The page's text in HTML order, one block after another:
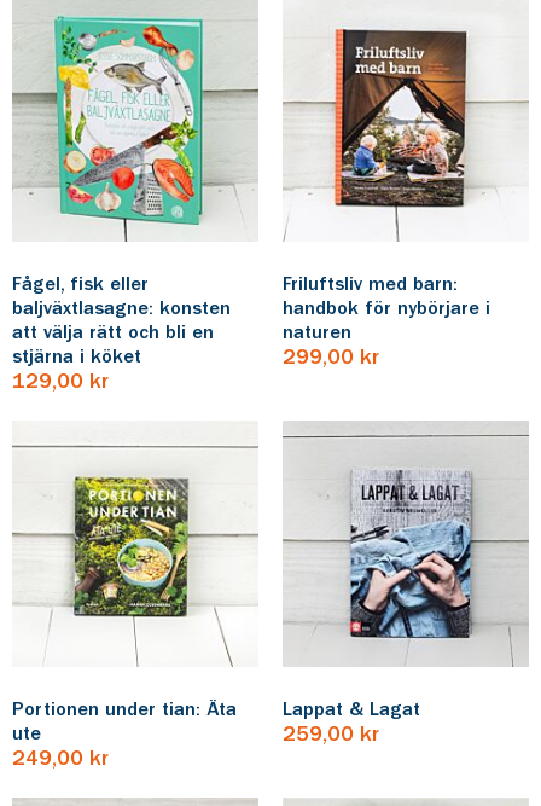
Fågel, fisk eller
baljväxtlasagne: konsten
att välja rätt och bli en
stjärna i köket
129,00 kr
Friluftsliv med barn:
handbok för nybörjare i
naturen
299,00 kr
Portionen under tian: Äta
ute
249,00 kr
Lappat & Lagat
259,00 kr